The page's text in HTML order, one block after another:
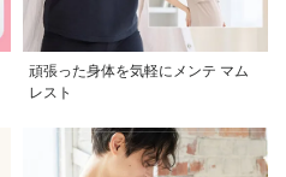
頑張った身体を気軽にメンテ マム
レスト